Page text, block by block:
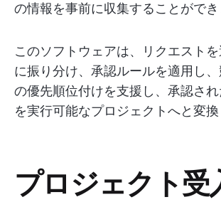
の情報を事前に収集することができ
このソフトウェアは、リクエスト
に振り分け、承認ルールを適用し
の優先順位付けを支援し、承認され
を実行可能なプロジェクトへと変換
プロジェクト受